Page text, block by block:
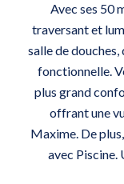
Avec ses 50
traversant et
salle de
fonctionnelle.
plus grand
offrant une
Maxime. De
avec Piscine.